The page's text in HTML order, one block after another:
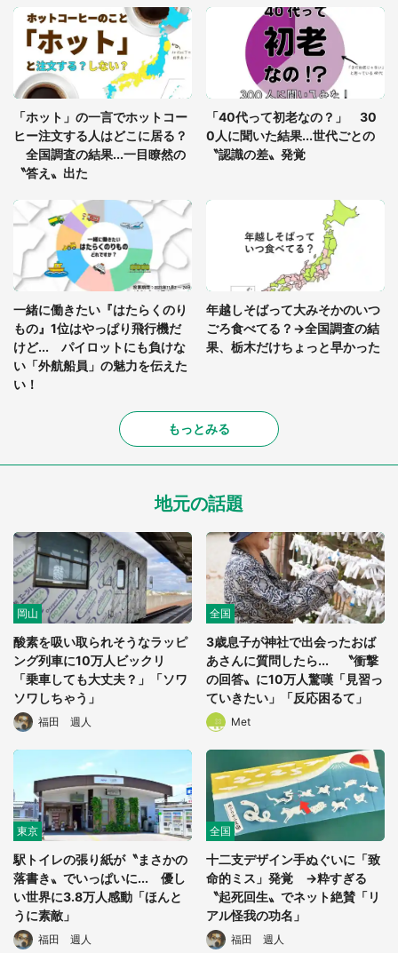
覚ますと、腕の中で眠っていたはずの娘が...」（宮
城県・30代女性）
「手術の日の夜、熱と痛みに苦しんでいた中学生の
私。病院のベッドの上でもがいていると、同室の男
性患者が...」(宮城県・40代性別不明)
「ホット」の一言でホットコー
ヒー注文する人はどこに居る？
全国調査の結果...一目瞭然の
〝答え〟出た
「40代って初老なの？」 30
0人に聞いた結果...世代ごとの
〝認識の差〟発覚
一緒に働きたい『はたらくのり
もの』1位はやっぱり飛行機だ
けど... パイロットにも負けな
い「外航船員」の魅力を伝えた
い！
年越しそばって大みそかのいつ
ごろ食べてる？→全国調査の結
果、栃木だけちょっと早かった
もっとみる
地元の話題
岡山
酸素を吸い取られそうなラッピ
ング列車に10万人ビックリ
「乗車しても大丈夫？」「ソワ
ソワしちゃう」
福田 週人
全国
3歳息子が神社で出会ったおば
あさんに質問したら... 〝衝撃
の回答〟に10万人驚嘆「見習っ
ていきたい」「反応困るて」
Met
東京
駅トイレの張り紙が〝まさかの
落書き〟でいっぱいに... 優し
い世界に3.8万人感動「ほんと
うに素敵」
福田 週人
全国
十二支デザイン手ぬぐいに「致
命的ミス」発覚 →粋すぎる
〝起死回生〟でネット絶賛「リ
アル怪我の功名」
福田 週人